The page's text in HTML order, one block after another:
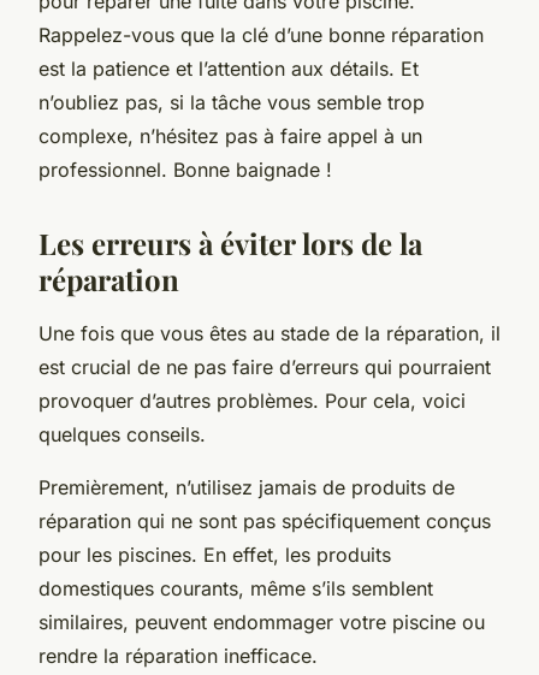
Rappelez-vous que la clé d’une bonne réparation
est la patience et l’attention aux détails. Et
n’oubliez pas, si la tâche vous semble trop
complexe, n’hésitez pas à faire appel à un
professionnel. Bonne baignade !
Les erreurs à éviter lors de la
réparation
Une fois que vous êtes au stade de la réparation, il
est crucial de ne pas faire d’erreurs qui pourraient
provoquer d’autres problèmes. Pour cela, voici
quelques conseils.
Premièrement, n’utilisez jamais de produits de
réparation qui ne sont pas spécifiquement conçus
pour les piscines. En effet, les produits
domestiques courants, même s’ils semblent
similaires, peuvent endommager votre piscine ou
rendre la réparation inefficace.